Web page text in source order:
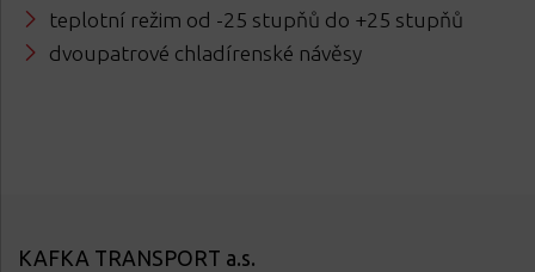
teplotní režim od -25 stupňů do +25 stupňů
dvoupatrové chladírenské návěsy
KAFKA TRANSPORT a.s.